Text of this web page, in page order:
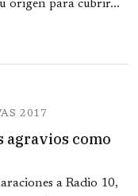
origen para cubrir...
2017
agravios como
a Radio 10,